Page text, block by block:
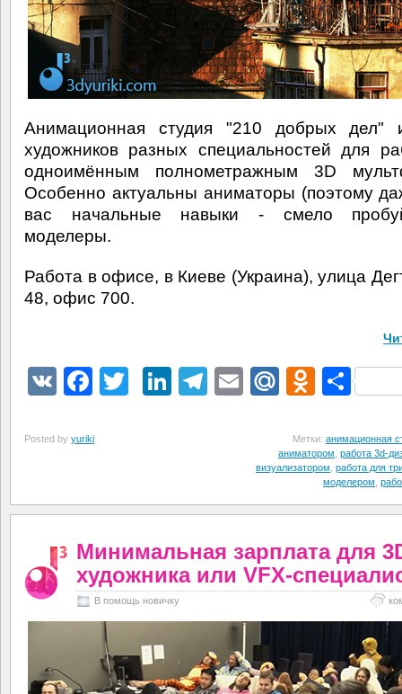
Анимационная студия "210 добрых дел"
художников разных специальностей для
одноимённым полнометражным 3D
Особенно актуальны аниматоры (поэтому
вас начальные навыки - смело
моделеры.
Работа в офисе, в Киеве (Украина), улица
48, офис 700.
VK Facebook
TwitterLinkedIn
Telegram
EmailMail.Ru
Posted by yuriki Метки: анимационная
аниматором работа 3d-
визуализатором работа для
моделером
Минимальная зарплата для
художника или VFX-
В помощь новичку